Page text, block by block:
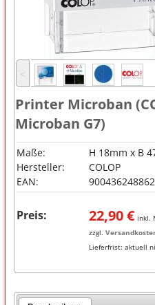
˂
Printer Microban
Microban G7)
Maße:
H 18mm x B
Hersteller:
COLOP
EAN:
Preis: 22,90€ inkl.
zzgl.
Lieferfrist: aktuell